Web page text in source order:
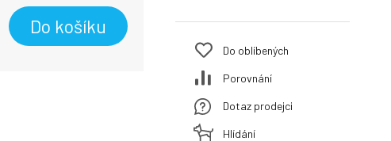
Do košíku
Do oblíbených
Porovnání
Dotaz prodejci
Hlídání